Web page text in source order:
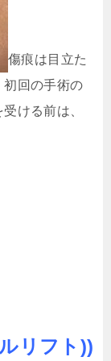
傷痕は目立た
初回の手術の
ける前は、
リフト ))